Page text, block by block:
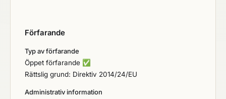
Förfarande
Typ av förfarande
Öppet förfarande ✅
Rättslig grund: Direktiv 2014/24/EU
Administrativ information